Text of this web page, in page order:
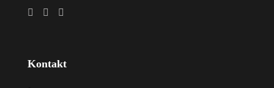
Kontakt